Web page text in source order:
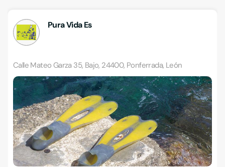
Pura Vida Es
Calle Mateo Garza 35, Bajo, 24400, Ponferrada, León